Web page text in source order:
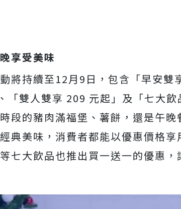
享受美味
將持續至12月9日，包含「早安雙
「雙人雙享 209 元起」及「七大
段的豬肉滿福堡、薯餅，還是午晚
典美味，消費者都能以優惠價格享
七大飲品也推出買一送一的優惠，